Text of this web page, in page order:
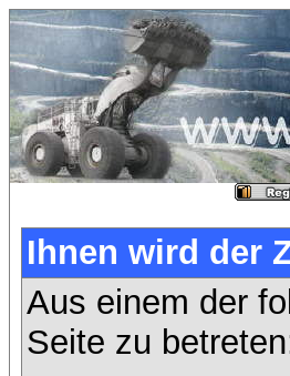
Ihnen wird der
Aus einem der
Seite zu